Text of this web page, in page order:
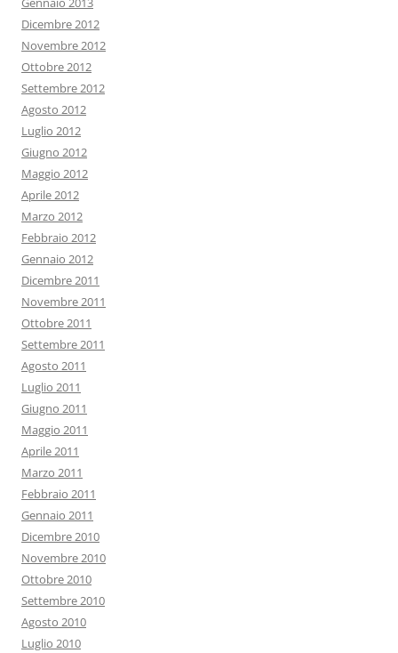
Dicembre 2012
Novembre 2012
Ottobre 2012
Settembre 2012
Agosto 2012
Luglio 2012
Giugno 2012
Maggio 2012
Aprile 2012
Marzo 2012
Febbraio 2012
Gennaio 2012
Dicembre 2011
Novembre 2011
Ottobre 2011
Settembre 2011
Agosto 2011
Luglio 2011
Giugno 2011
Maggio 2011
Aprile 2011
Marzo 2011
Febbraio 2011
Gennaio 2011
Dicembre 2010
Novembre 2010
Ottobre 2010
Settembre 2010
Agosto 2010
Luglio 2010